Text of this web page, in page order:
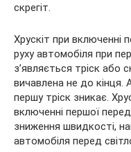
скрегіт.
Хрускіт при включенні
руху автомобіля при
з’являється тріск або
вичавлена не до кінця.
першу тріск зникає.
включенні першої
зниження швидкості,
автомобіля перед